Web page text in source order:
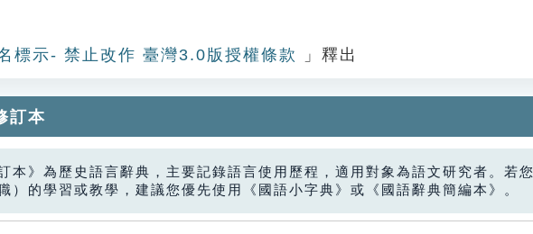
標示- 禁止改作 臺灣3.0版授權條款 」釋出
訂本
本》為歷史語言辭典，主要記錄語言使用歷程，適用對象為語文研究者。若
）的學習或教學，建議您優先使用《國語小字典》或《國語辭典簡編本》。